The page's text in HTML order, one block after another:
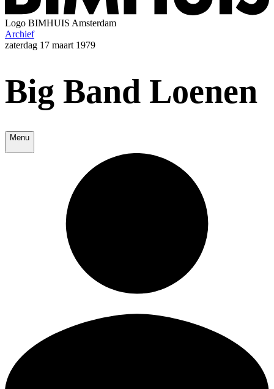
Logo BIMHUIS Amsterdam
Archief
zaterdag 17 maart 1979
Big Band Loenen
Menu